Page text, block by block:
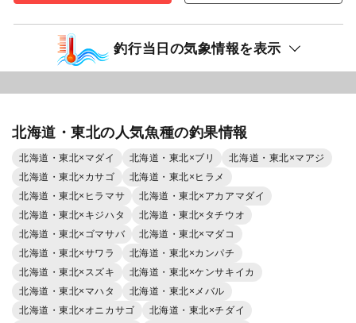
釣行当日の気象情報を表示
北海道・東北の人気魚種の釣果情報
北海道・東北×マダイ 北海道・東北×ブリ
北海道・東北×マアジ
北海道・東北×カサゴ
北海道・東北×ヒラメ
北海道・東北×ヒラマサ
北海道・東北×アカアマダイ
北海道・東北×キジハタ
北海道・東北×タチウオ
北海道・東北×ゴマサバ
北海道・東北×マダコ
北海道・東北×サワラ
北海道・東北×カンパチ
北海道・東北×スズキ
北海道・東北×ケンサキイカ
北海道・東北×マハタ
北海道・東北×メバル
北海道・東北×オニカサゴ
北海道・東北×チダイ